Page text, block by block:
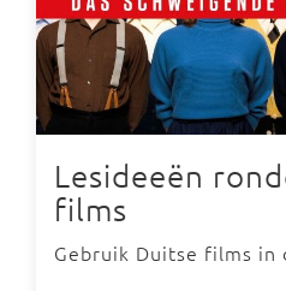
Lesideeën
films
Gebruik Duitse films in